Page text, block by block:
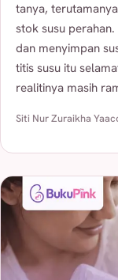
tanya,
stok susu
dan menyimpan
titis susu itu
realitinya masih
Siti Nur Zuraikha